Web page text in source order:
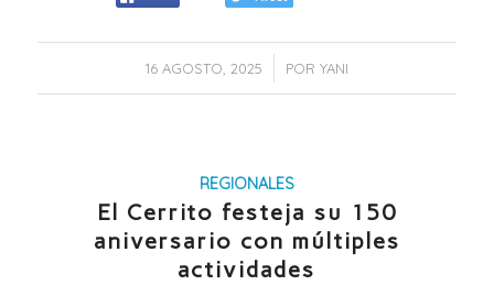
16 AGOSTO, 2025
/ POR YANI
REGIONALES
El Cerrito festeja su 150
aniversario con múltiples
actividades